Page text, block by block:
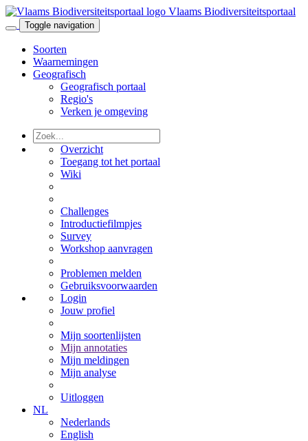
Vlaams Biodiversiteitsportaal
Toggle navigation
Soorten
Waarnemingen
Geografisch
Geografisch portaal
Regio's
Verken je omgeving
Overzicht
Toegang tot het portaal
Wiki
Challenges
Introductiefilmpjes
Survey
Workshop aanvragen
Problemen melden
Gebruiksvoorwaarden
Login
Jouw profiel
Mijn soortenlijsten
Mijn annotaties
Mijn meldingen
Mijn analyse
Uitloggen
NL
Nederlands
English